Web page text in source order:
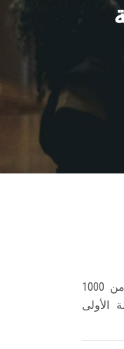
معامل التنسيق الإلكتروني تستقبل أكثر من 1000
الأولى